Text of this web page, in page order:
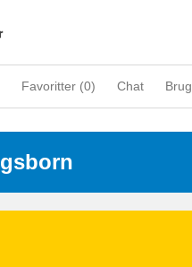
Favoritter (0) Chat